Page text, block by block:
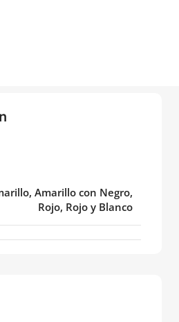
Amarillo con Negro,
Rojo, Rojo y Blanco